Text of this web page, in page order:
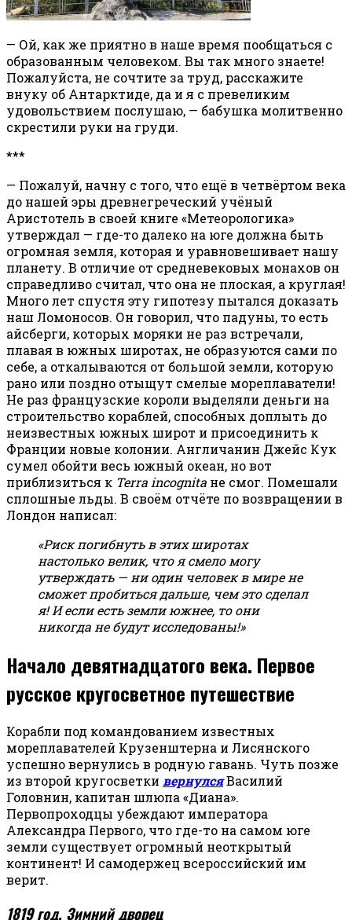
— Ой, как же приятно в наше время пообщаться с
образованным человеком. Вы так много знаете!
Пожалуйста, не сочтите за труд, расскажите
внуку об Антарктиде, да и я с превеликим
удовольствием послушаю, — бабушка молитвенно
скрестили руки на груди.
***
— Пожалуй, начну с того, что ещё в четвёртом века
до нашей эры древнегреческий учёный
Аристотель в своей книге «Метеорологика»
утверждал — где-то далеко на юге должна быть
огромная земля, которая и уравновешивает нашу
планету. В отличие от средневековых монахов он
справедливо считал, что она не плоская, а круглая!
Много лет спустя эту гипотезу пытался доказать
наш Ломоносов. Он говорил, что падуны, то есть
айсберги, которых моряки не раз встречали,
плавая в южных широтах, не образуются сами по
себе, а откалываются от большой земли, которую
рано или поздно отыщут смелые мореплаватели!
Не раз французские короли выделяли деньги на
строительство кораблей, способных доплыть до
неизвестных южных широт и присоединить к
Франции новые колонии. Англичанин Джейс Кук
сумел обойти весь южный океан, но вот
приблизиться к Terra incognita не смог. Помешали
сплошные льды. В своём отчёте по возвращении в
Лондон написал:
«Риск погибнуть в этих широтах
настолько велик, что я смело могу
утверждать — ни один человек в мире не
сможет пробиться дальше, чем это сделал
я! И если есть земли южнее, то они
никогда не будут исследованы!»
Начало девятнадцатого века. Первое
русское кругосветное путешествие
Корабли под командованием известных
мореплавателей Крузенштерна и Лисянского
успешно вернулись в родную гавань. Чуть позже
из второй кругосветки вернулсяВасилий
Головнин, капитан шлюпа «Диана».
Первопроходцы убеждают императора
Александра Первого, что где-то на самом юге
земли существует огромный неоткрытый
континент! И самодержец всероссийский им
верит.
1819 год. Зимний дворец